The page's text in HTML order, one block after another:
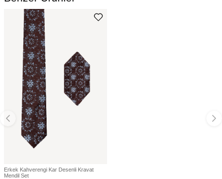
Erkek Kahverengi Kar Desenli Kravat
Mendil Set